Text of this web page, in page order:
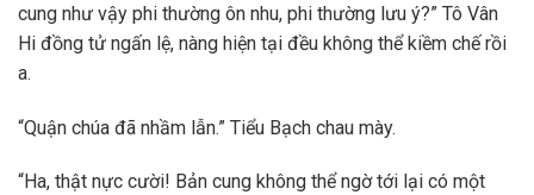
cung như vậy phi thường ôn nhu, phi thường lưu ý?” Tô Vân
Hi đồng tử ngấn lệ, nàng hiện tại đều không thể kiềm chế rồi
a.
“Quận chúa đã nhầm lẫn.” Tiểu Bạch chau mày.
“Ha, thật nực cười! Bản cung không thể ngờ tới lại có một